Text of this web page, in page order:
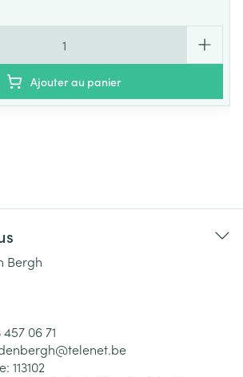
Ajouter au panier
Bergh
457 06 71
telenet.be
113102